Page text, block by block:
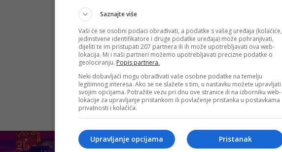
Saznajte više
Vaši će se osobni podaci obrađivati, a podatke s vašeg uređaja (kolačiće,
jedinstvene identifikatore i druge podatke uređaja) može pohranjivati,
dijeliti te im pristupati 207 partnera ili ih može upotrebljavati ova web-
lokacija. Mi i naši partneri možemo upotrebljavati precizne podatke o
geolociranju. Popis partnera.
Neki dobavljači mogu obrađivati vaše osobne podatke na temelju
legitimnog interesa. Ako se ne slažete s tim, u nastavku možete upravljati
svojim opcijama. Potražite vezu pri dnu ove stranice ili na izborniku web-
lokacije za upravljanje pristankom ili povlačenje pristanka u postavkama
privatnosti i kolačića.
Pristanak
Upravljanje opcijama